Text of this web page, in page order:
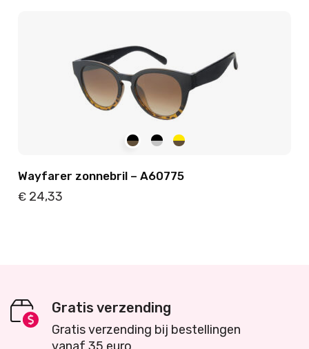
Wayfarer zonnebril – A60775
€24,33
Gratis verzending
Gratis verzending bij bestellingen